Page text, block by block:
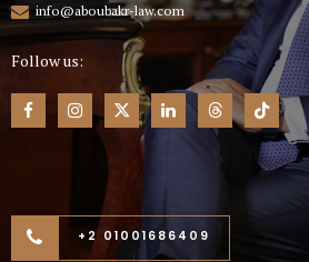
info@aboubakr-law.com
Follow us:
+2 01001686409